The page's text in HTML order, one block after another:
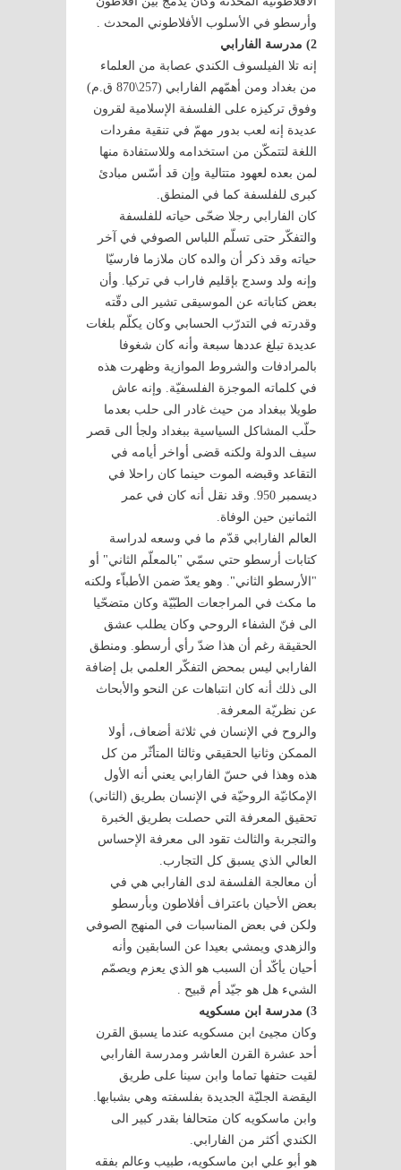
وأرسطو في الأسلوب الأفلاطوني المحدث .
2) مدرسة الفارابي
إنه تلا الفيلسوف الكندي عصابة من العلماء
من بغداد ومن أهمّهم الفارابي (257\870 ق.م)
وفوق تركيزه على الفلسفة الإسلامية لقرون
عديدة إنه لعب بدور مهمّ في تنقية مفردات
اللغة لتتمكّن من استخدامه وللاستفادة منها
لمن بعده لعهود متتالية وإن قد أسّس مبادئ
كبرى للفلسفة كما في المنطق.
كان الفارابي رجلا ضحّى حياته للفلسفة
والتفكّر حتى تسلّم اللباس الصوفي في آخر
حياته وقد ذكر أن والده كان ملازما فارسيّا
وإنه ولد وسدج بإقليم فاراب في تركيا. وأن
بعض كتاباته عن الموسيقى تشير الى دقّته
وقدرته في التدرّب الحسابي وكان يكلّم بلغات
عديدة تبلغ عددها سبعة وأنه كان شغوفا
بالمرادفات والشروط الموازية وظهرت هذه
في كلماته الموجزة الفلسفيّة. وإنه عاش
طويلا ببغداد من حيث غادر الى حلب بعدما
حلّب المشاكل السياسية ببغداد ولجأ الى قصر
سيف الدولة ولكنه قضى أواخر أيامه في
التقاعد وقبضه الموت حينما كان راحلا في
ديسمبر 950. وقد نقل أنه كان في عمر
الثمانين حين الوفاة.
العالم الفارابي قدّم ما في وسعه لدراسة
كتابات أرسطو حتي سمّي "بالمعلّم الثاني" أو
"الأرسطو الثاني". وهو يعدّ ضمن الأطباّء ولكنه
ما مكث في المراجعات الطبّيّة وكان متضحّيا
الى فنّ الشفاء الروحي وكان يطلب عشق
الحقيقة رغم أن هذا ضدّ رأي أرسطو. ومنطق
الفارابي ليس بمحض التفكّر العلمي بل إضافة
الى ذلك أنه كان انتباهات عن النحو والأبحاث
عن نظريّة المعرفة.
والروح في الإنسان في ثلاثة أضعاف، أولا
الممكن وثانيا الحقيقي وثالثا المتأثّر من كل
هذه وهذا في حسّ الفارابي يعني أنه الأول
الإمكانيّة الروحيّة في الإنسان بطريق (الثاني)
تحقيق المعرفة التي حصلت بطريق الخبرة
والتجربة والثالث تقود الى معرفة الإحساس
العالي الذي يسبق كل التجارب.
أن معالجة الفلسفة لدى الفارابي هي في
بعض الأحيان باعتراف أفلاطون وبأرسطو
ولكن في بعض المناسبات في المنهج الصوفي
والزهدي ويمشي بعيدا عن السابقين وأنه
أحيان يأكّد أن السبب هو الذي يعزم ويصمّم
الشيء هل هو جيّد أم قبيح .
3) مدرسة ابن مسكويه
وكان مجيئ ابن مسكويه عندما يسبق القرن
أحد عشرة القرن العاشر ومدرسة الفارابي
لقيت حتفها تماما وابن سينا على طريق
اليقضة الجليّة الجديدة بفلسفته وهي بشبابها.
وابن ماسكويه كان متحالفا بقدر كبير الى
الكندي أكثر من الفارابي.
هو أبو علي ابن ماسكويه، طبيب وعالم بفقه